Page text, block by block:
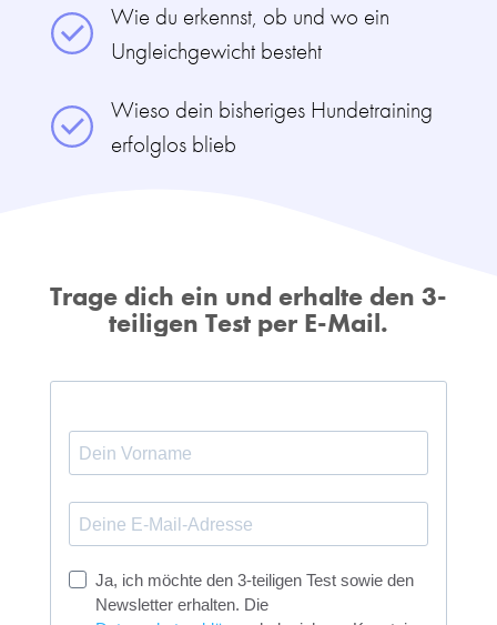
Wie du erkennst, ob und wo ein
Ungleichgewicht besteht
Wieso dein bisheriges Hundetraining
erfolglos blieb
Trage dich ein und erhalte den 3-
teiligen Test per E-Mail.